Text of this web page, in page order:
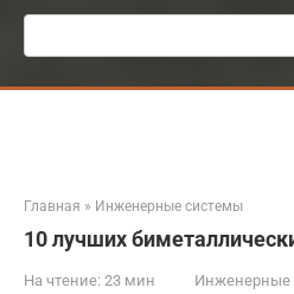
Поиск:
Главная » Инженерные системы
10 лучших
На чтение: 23 мин Инженерные